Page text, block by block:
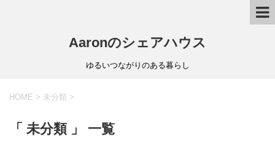
Aaronのシェアハウス
ゆるいつながりのある暮らし
HOME > 未分類 >
「 未分類 」 一覧